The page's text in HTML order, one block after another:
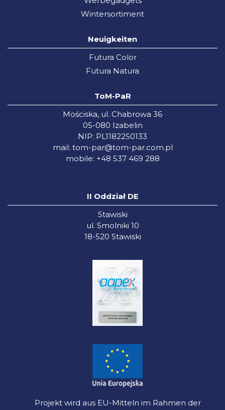
Wintersortiment
Neuigkeiten
Futura Color
Futura Natura
ToM-PaR
Mościska, ul. Chabrowa 36
05-080 Izabelin
NIP: PL1182250133
mail: tom-par@tom-par.com.pl
mobile: +48 537 469 288
II Oddział DE
Stawiski
ul. Smolniki 10
18-520 Stawiski
Projekt wird aus EU-Mitteln im Rahmen der